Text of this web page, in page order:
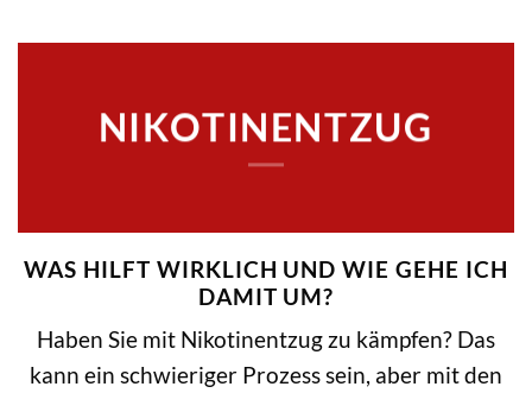
NIKOTINENTZUG
WAS HILFT WIRKLICH UND WIE GEHE ICH
DAMIT UM?
Haben Sie mit Nikotinentzug zu kämpfen? Das
kann ein schwieriger Prozess sein, aber mit den